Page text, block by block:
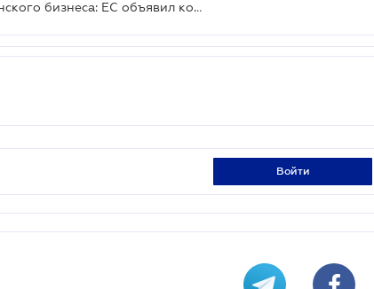
1,6 млрд евро в поддержку украинского бизнеса: ЕС объявил конкурс заявок
войти